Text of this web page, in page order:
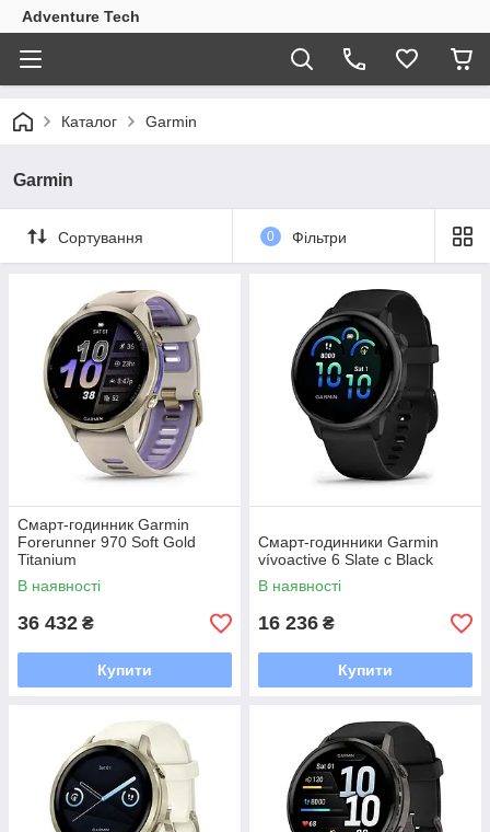
Adventure Tech
Каталог Garmin
Garmin
Сортування 0 Фільтри
Смарт-годинник Garmin
Forerunner 970 Soft Gold
Titanium
В наявності
36 432 ₴
Купити
Смарт-годинники Garmin
vívoactive 6 Slate с Black
В наявності
16 236 ₴
Купити